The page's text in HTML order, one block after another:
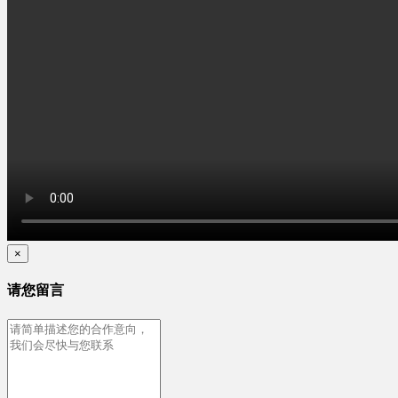
×
请您留言